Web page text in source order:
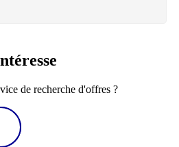
de recherche d'offres ?